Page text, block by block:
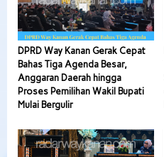
DPRD Way Kanan Gerak Cepat
Bahas Tiga Agenda Besar,
Anggaran Daerah hingga
Proses Pemilihan Wakil Bupati
Mulai Bergulir